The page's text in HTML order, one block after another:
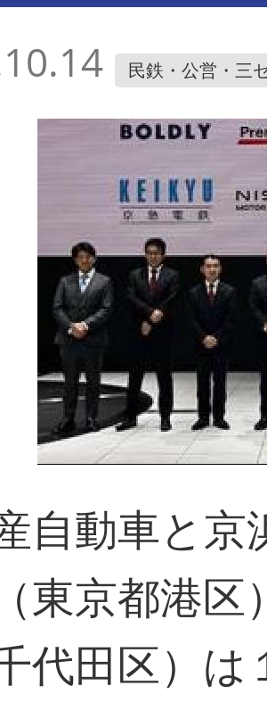
民鉄・公営・三
自動車と京
東京都港
千代田区）